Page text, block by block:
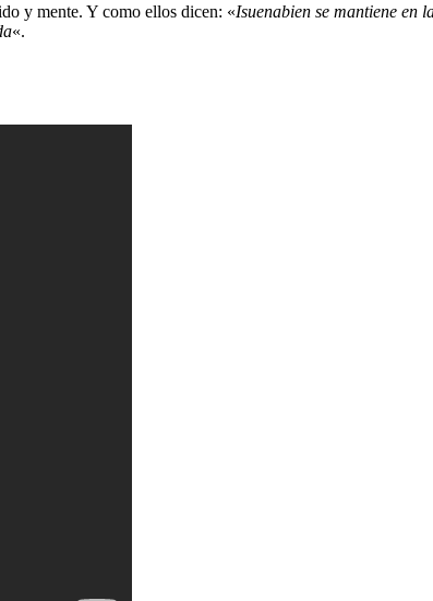
y mente. Y como ellos dicen: «Isuenabien se mantiene en
«.